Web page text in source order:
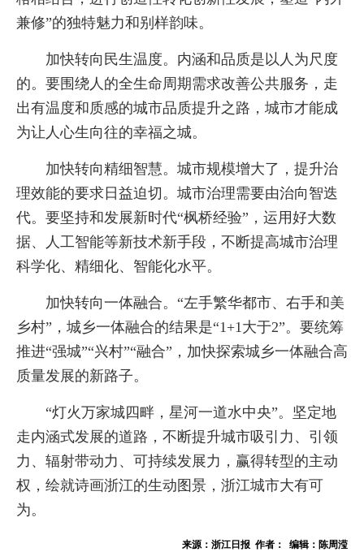
兼修”的独特魅力和别样韵味。
加快转向民生温度。内涵和品质是以人为尺度
的。要围绕人的全生命周期需求改善公共服务，走
出有温度和质感的城市品质提升之路，城市才能成
为让人心生向往的幸福之城。
加快转向精细智慧。城市规模增大了，提升治
理效能的要求日益迫切。城市治理需要由治向智迭
代。要坚持和发展新时代“枫桥经验”，运用好大数
据、人工智能等新技术新手段，不断提高城市治理
科学化、精细化、智能化水平。
加快转向一体融合。“左手繁华都市、右手和美
乡村”，城乡一体融合的结果是“1+1大于2”。要统筹
推进“强城”“兴村”“融合”，加快探索城乡一体融合高
质量发展的新路子。
“灯火万家城四畔，星河一道水中央”。坚定地
走内涵式发展的道路，不断提升城市吸引力、引领
力、辐射带动力、可持续发展力，赢得转型的主动
权，绘就诗画浙江的生动图景，浙江城市大有可
为。
来源：浙江日报 作者： 编辑：陈周滢